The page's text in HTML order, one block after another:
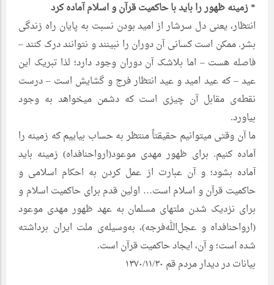
* زمینه ظهور را باید با حاکمیت قرآن و اسلام آماده کرد
انتظار، یعنی دل سرشار از امید بودن نسبت به پایان راه زندگی
بشر. ممکن است کسانی آن دوران را نبینند و نتوانند درک کنند –
فاصله هست – اما بلاشک آن دوران وجود دارد؛ لذا تبریک این
عید – که عید امید و عید انتظار فرج و گشایش است – درست
نقطه‌ی مقابل آن چیزی است که دشمن میخواهد به وجود
بیاورد.
ما آن وقتی میتوانیم حقیقتاً منتظر به حساب بیاییم که زمینه را
آماده کنیم. برای ظهور مهدی موعود(ارواحنافداه) زمینه باید
آماده بشود؛ و آن عبارت از عمل کردن به احکام اسلامی و
حاکمیت قرآن و اسلام است… اولین قدم برای حاکمیت اسلام و
برای نزدیک شدن ملتهای مسلمان به عهد ظهور مهدی موعود
(ارواحنافداه و عجل‌الله‌فرجه)، به‌وسیله‌ی ملت ایران برداشته
شده است؛ و آن، ایجاد حاکمیت قرآن است.
بیانات در دیدار مردم قم ۱۳۷۰/۱۱/۳۰